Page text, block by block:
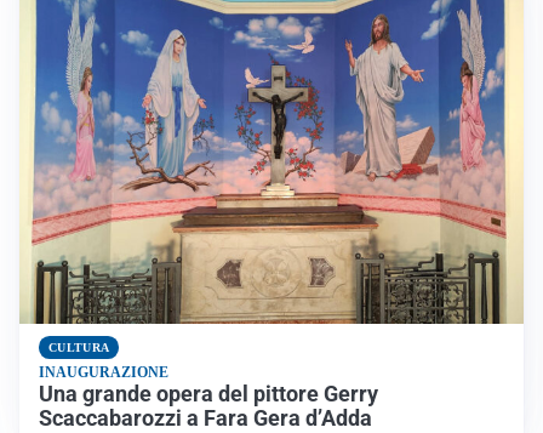
CULTURA
INAUGURAZIONE
Una grande opera del pittore Gerry
Scaccabarozzi a Fara Gera d’Adda